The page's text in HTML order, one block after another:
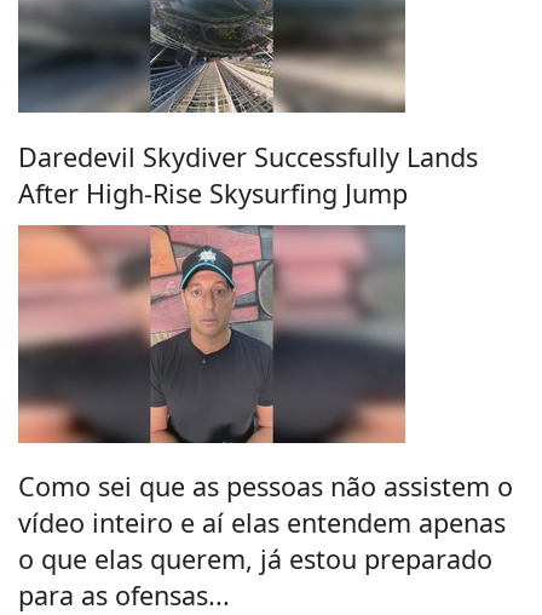
Daredevil Skydiver Successfully Lands
After High-Rise Skysurfing Jump
Como sei que as pessoas não assistem o
vídeo inteiro e aí elas entendem apenas
o que elas querem, já estou preparado
para as ofensas...